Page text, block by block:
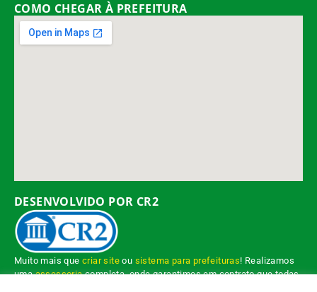
COMO CHEGAR À PREFEITURA
DESENVOLVIDO POR CR2
Muito mais quecriar site ou sistema para prefeituras! Realizamos
umaassessoriacompleta, onde garantimos em contrato que todas